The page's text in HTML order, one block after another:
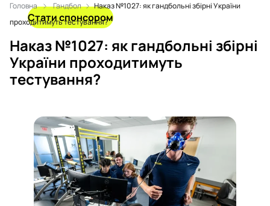
Стати спонсором
Головна Гандбол
Наказ №1027: як гандбольні збірні України
проходитимуть тестування?
Наказ №1027: як гандбольні збірні
України проходитимуть
тестування?